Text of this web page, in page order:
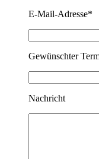
E-Mail-Adresse*
Gewünschter
Nachricht